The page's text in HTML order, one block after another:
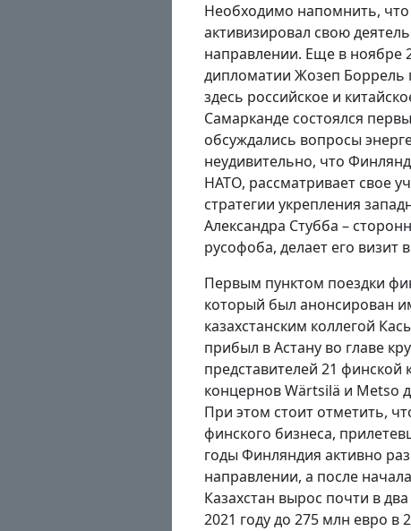
Необходимо напомнить,
активизировал свою
направлении. Еще в ноябре
дипломатии Жозеп Боррель
здесь российское и
Самарканде состоялся
обсуждались вопросы
неудивительно, что
НАТО, рассматривает свое
стратегии укрепления
Александра Стубба –
русофоба, делает его
Первым пунктом поездки
который был анонсирован
казахстанским коллегой
прибыл в Астану во главе
представителей 21
концернов Wärtsilä и Metso
При этом стоит отметить,
финского бизнеса,
годы Финляндия активно
направлении, а после
Казахстан вырос почти в
2021 году до 275 млн евро в